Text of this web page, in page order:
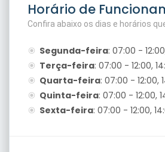
Horário de
Confira abaixo os dias e horários
Segunda-feira: 07:00 -
Terça-feira: 07:00 - 12:00,
Quarta-feira: 07:00 - 12:00,
Quinta-feira: 07:00 - 12:00,
Sexta-feira: 07:00 - 12:00,